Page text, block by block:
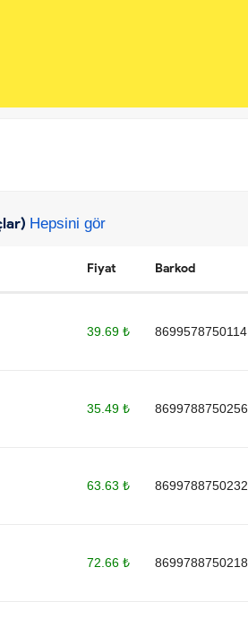
Hepsini gör
Fiyat Barkod
39.69 ₺ 8699578750114
35.49 ₺ 8699788750256
63.63 ₺ 8699788750232
72.66 ₺ 8699788750218